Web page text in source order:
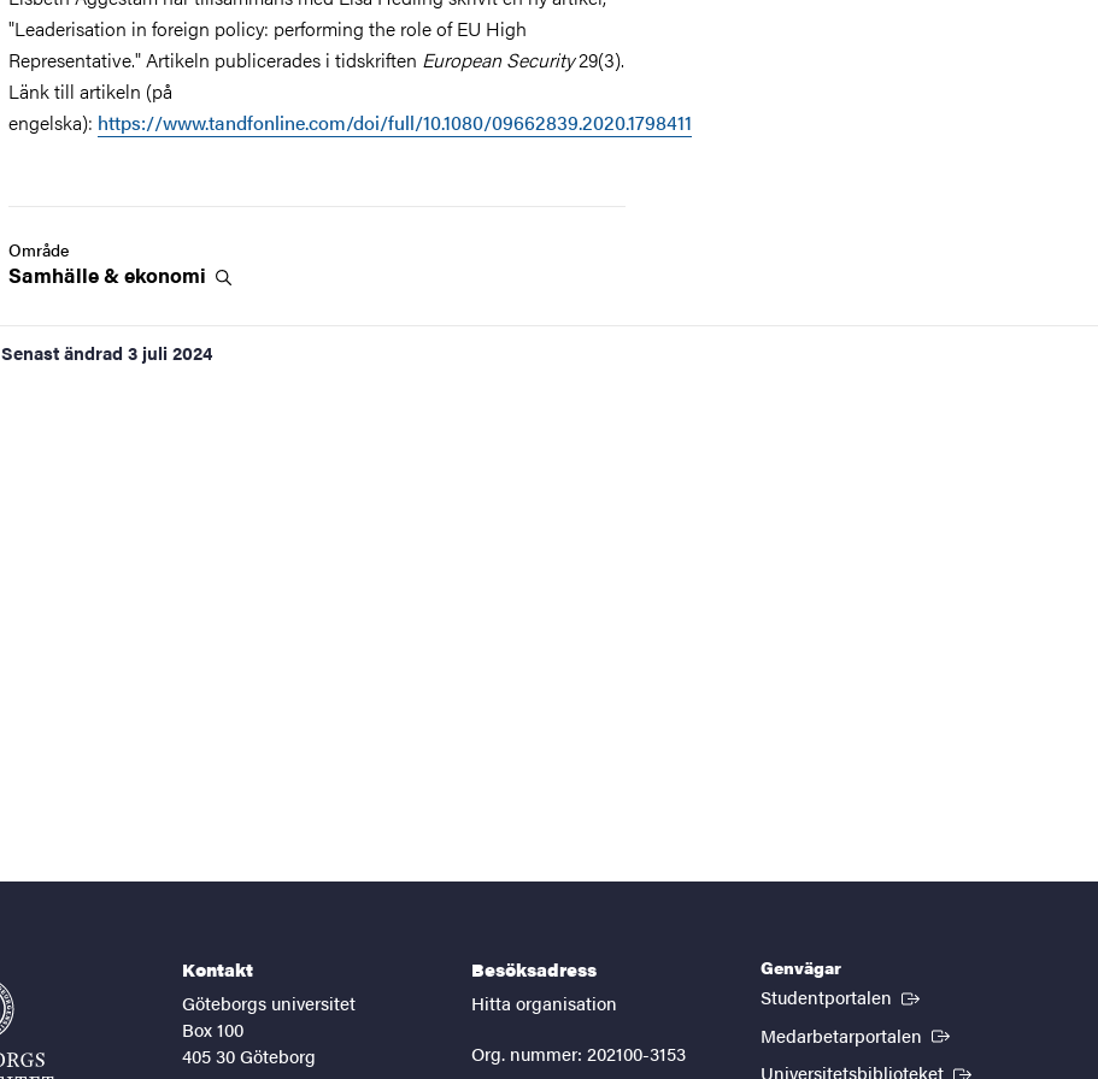
"Leaderisation in foreign policy: performing the role of EU High
Representative." Artikeln publicerades i tidskriften European Security29(3).
Länk till artikeln (på
engelska): https://www.tandfonline.com/doi/full/10.1080/09662839.2020.1798411
Område
Samhälle &ekonomi
Senast ändrad 3 juli 2024
Kontakt
Göteborgs universitet
Box 100
405 30 Göteborg
Besöksadress
Hitta organisation
Org. nummer: 202100-3153
Genvägar
Studentportalen (Extern länk)
Medarbetarportalen (Extern länk)
Universitetsbiblioteket (Extern länk)